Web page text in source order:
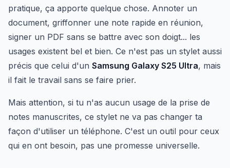
pratique, ça apporte quelque chose. Annoter un
document, griffonner une note rapide en réunion,
signer un PDF sans se battre avec son doigt... les
usages existent bel et bien. Ce n'est pas un stylet aussi
précis que celui d'un Samsung Galaxy S25 Ultra, mais
il fait le travail sans se faire prier.
Mais attention, si tu n'as aucun usage de la prise de
notes manuscrites, ce stylet ne va pas changer ta
façon d'utiliser un téléphone. C'est un outil pour ceux
qui en ont besoin, pas une promesse universelle.